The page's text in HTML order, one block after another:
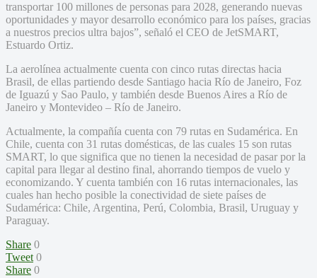
transportar 100 millones de personas para 2028, generando nuevas
oportunidades y mayor desarrollo económico para los países, gracias
a nuestros precios ultra bajos”, señaló el CEO de JetSMART,
Estuardo Ortiz.
La aerolínea actualmente cuenta con cinco rutas directas hacia
Brasil, de ellas partiendo desde Santiago hacia Río de Janeiro, Foz
de Iguazú y Sao Paulo, y también desde Buenos Aires a Río de
Janeiro y Montevideo – Río de Janeiro.
Actualmente, la compañía cuenta con 79 rutas en Sudamérica. En
Chile, cuenta con 31 rutas domésticas, de las cuales 15 son rutas
SMART, lo que significa que no tienen la necesidad de pasar por la
capital para llegar al destino final, ahorrando tiempos de vuelo y
economizando. Y cuenta también con 16 rutas internacionales, las
cuales han hecho posible la conectividad de siete países de
Sudamérica: Chile, Argentina, Perú, Colombia, Brasil, Uruguay y
Paraguay.
Share 0
Tweet 0
Share 0